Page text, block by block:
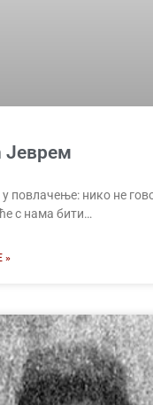
Јеврем
повлачење: нико не
с нама бити…
»